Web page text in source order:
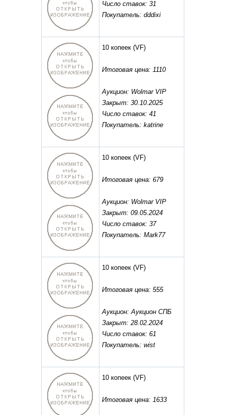
Число ставок: 31
Покупатель: dddixi
10 копеек(VF)
Итоговая цена: 1110
Аукцион: Wolmar VIP
Закрыт: 30.10.2025
Число ставок: 41
Покупатель: katrine
10 копеек(VF)
Итоговая цена: 679
Аукцион: Wolmar VIP
Закрыт: 09.05.2024
Число ставок: 37
Покупатель: Mark77
10 копеек(VF)
Итоговая цена: 555
Аукцион: Аукцион СПБ
Закрыт: 28.02.2024
Число ставок: 61
Покупатель: wist
10 копеек(VF)
Итоговая цена: 1633